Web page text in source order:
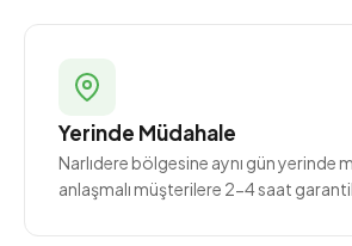
Yerinde Müdahale
Narlıdere bölgesine aynı gün yerinde
anlaşmalı müşterilere 2-4 saat